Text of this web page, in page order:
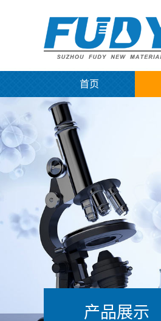
首页
产品展示